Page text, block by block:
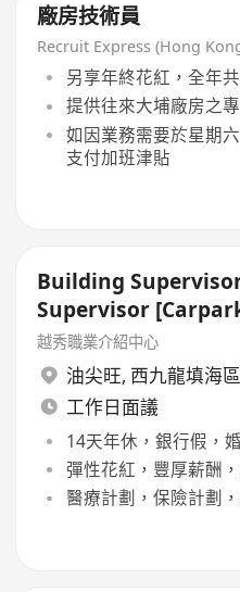
廠房技術員
Recruit Express (Hong
另享年終花紅，全年
提供往來大埔廠房之
如因業務需要於星期
支付加班津貼
Building
Supervisor
Work]
越秀職業介紹中心
油尖旺, 西九龍填海區
工作日面議
14天年休，銀行假，
彈性花紅，豐厚薪酬
醫療計劃，保險計劃